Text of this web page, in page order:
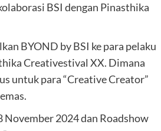
BSI dengan Pinasthika
BYOND by BSI ke para pelaku
Creativestival XX. Dimana
untuk para “Creative Creator”
November 2024 dan Roadshow